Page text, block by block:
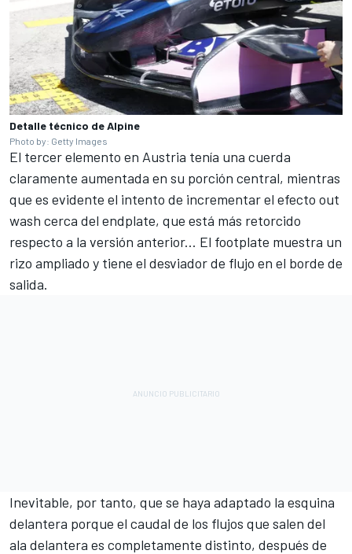
Detalle técnico de Alpine
Photo by: Getty Images
El tercer elemento en Austria tenía una cuerda
claramente aumentada en su porción central, mientras
que es evidente el intento de incrementar el efecto out
wash cerca del endplate, que está más retorcido
respecto a la versión anterior... El footplate muestra un
rizo ampliado y tiene el desviador de flujo en el borde de
salida.
Inevitable, por tanto, que se haya adaptado la esquina
delantera porque el caudal de los flujos que salen del
ala delantera es completamente distinto, después de